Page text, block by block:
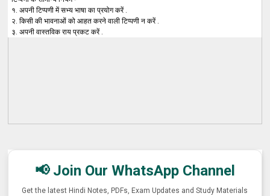
१. अपनी टिप्पणी में सभ्य भाषा का प्रयोग करें .
२. किसी की भावनाओं को आहत करने वाली टिप्पणी न करें .
३. अपनी वास्तविक राय प्रकट करें .
📢 Join Our WhatsApp Channel
Get the latest Hindi Notes, PDFs, Exam Updates and Study Materials